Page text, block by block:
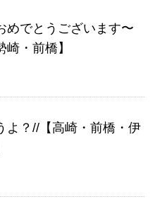
めでとうございます〜
崎・前橋】
よ？//【高崎・前橋・伊